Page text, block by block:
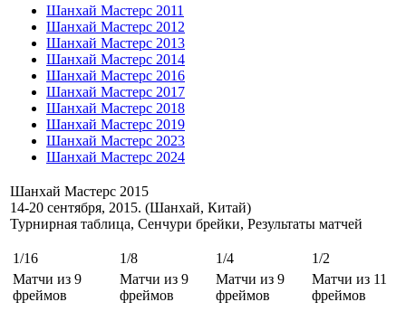
Шанхай Мастерс 2011
Шанхай Мастерс 2012
Шанхай Мастерс 2013
Шанхай Мастерс 2014
Шанхай Мастерс 2016
Шанхай Мастерс 2017
Шанхай Мастерс 2018
Шанхай Мастерс 2019
Шанхай Мастерс 2023
Шанхай Мастерс 2024
Шанхай Мастерс 2015
14-20 сентября, 2015. (Шанхай, Китай)
Турнирная таблица, Сенчури брейки, Результаты матчей
1/16 1/8 1/4
1/2
Матчи из 9
фреймов
Матчи из 9
фреймов
Матчи из 9
фреймов
Матчи из 11
фреймов